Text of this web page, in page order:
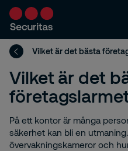
Vilket är det
På ett kontor är många
säkerhet kan bli en
övervakningskameror och